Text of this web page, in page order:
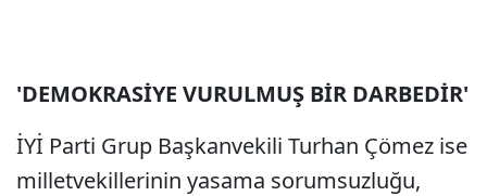
'DEMOKRASİYE VURULMUŞ BİR DARBEDİR'
İYİ Parti Grup Başkanvekili Turhan Çömez ise
milletvekillerinin yasama sorumsuzluğu,